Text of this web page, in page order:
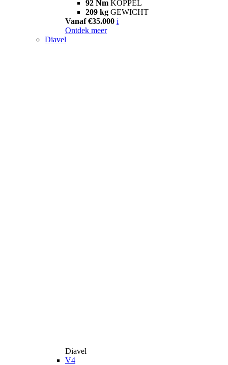
92 Nm KOPPEL
209 kg GEWICHT
Vanaf €35.000 i
Ontdek meer
Diavel
Diavel
V4